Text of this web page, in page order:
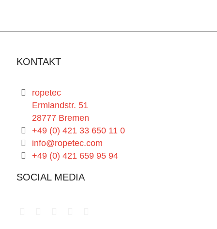
KONTAKT
ropetec
Ermlandstr. 51
28777 Bremen
+49 (0) 421 33 650 11 0
info@ropetec.com
+49 (0) 421 659 95 94
SOCIAL MEDIA